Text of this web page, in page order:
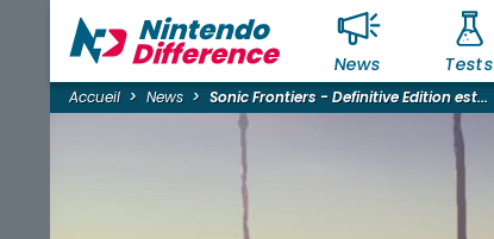
News Tests
Accueil News Sonic Frontiers - Definitive Edition est...